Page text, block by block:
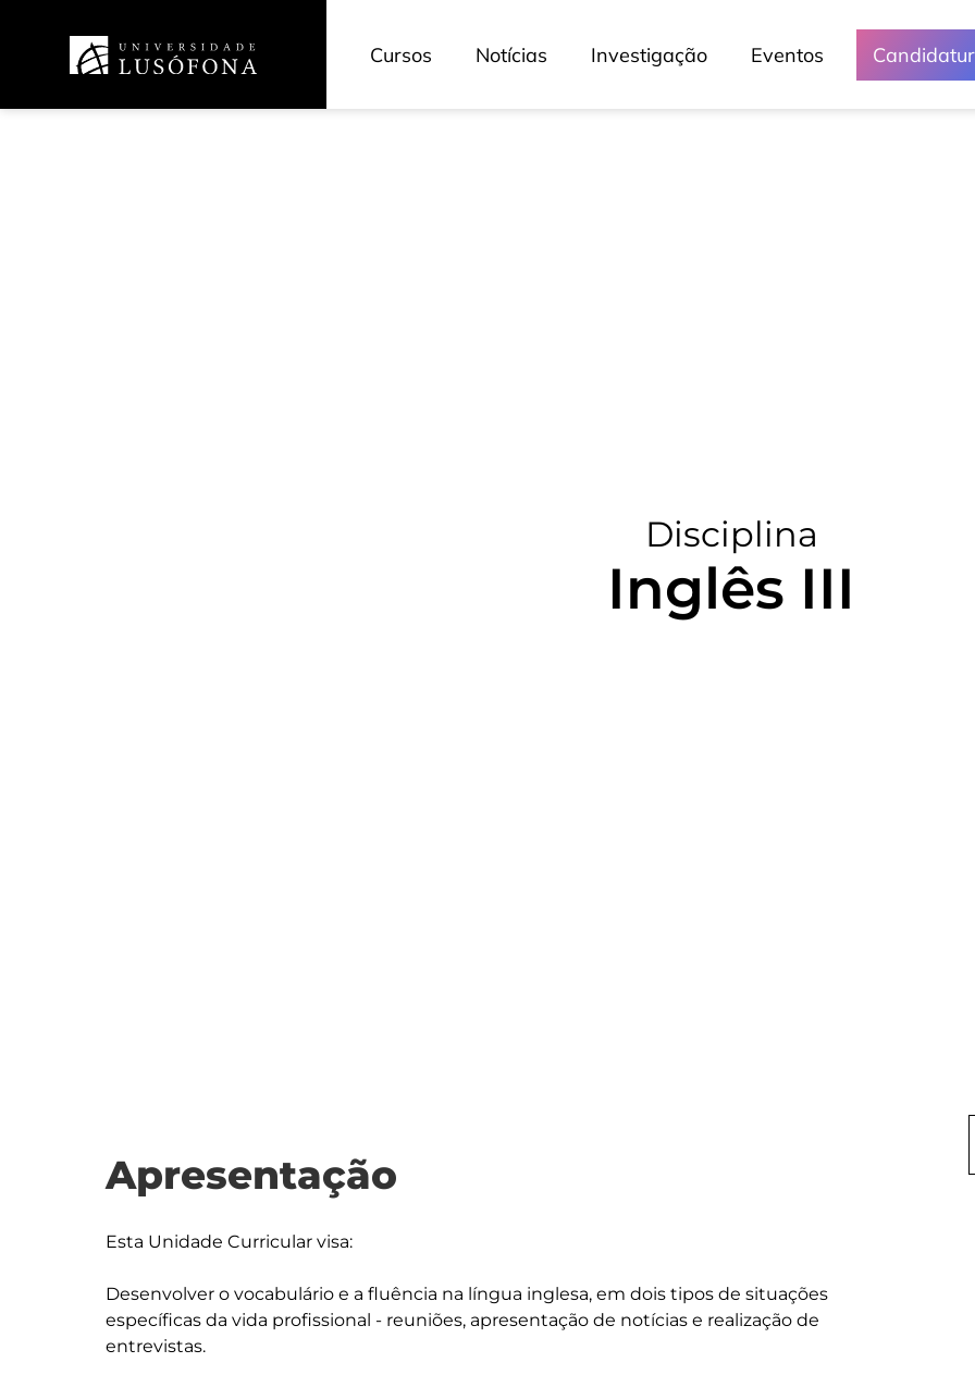
Cursos Notícias Investigação Eventos
Disciplina
Inglês III
Apresentação
Esta Unidade Curricular visa:
Desenvolver o vocabulário e a fluência na língua inglesa, em dois tipos de situações
específicas da vida profissional - reuniões, apresentação de notícias e realização de
entrevistas.